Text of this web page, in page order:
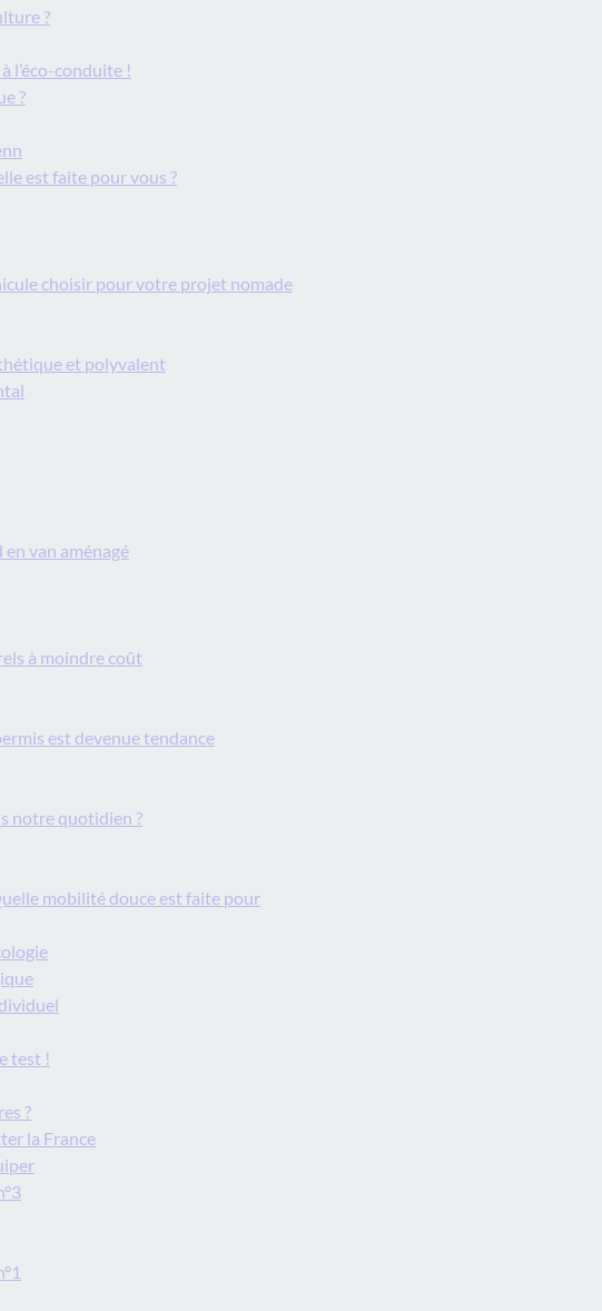
?
l’éco-conduite !
?
est faite pour vous ?
choisir pour votre projet nomade
et polyvalent
van aménagé
à moindre coût
est devenue tendance
notre quotidien ?
mobilité douce est faite pour
test !
?
la France